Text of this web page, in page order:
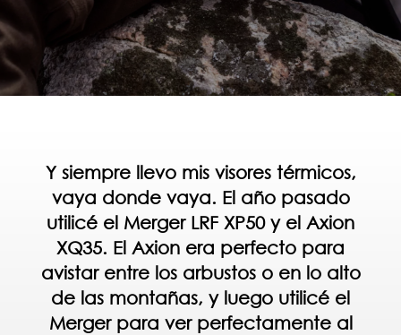
Y siempre llevo mis visores térmicos,
vaya donde vaya. El año pasado
utilicé el Merger LRF XP50 y el Axion
XQ35. El Axion era perfecto para
avistar entre los arbustos o en lo alto
de las montañas, y luego utilicé el
Merger para ver perfectamente al